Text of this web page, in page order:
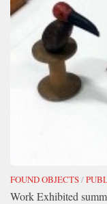
FOUND OBJECTS/
Work Exhibited